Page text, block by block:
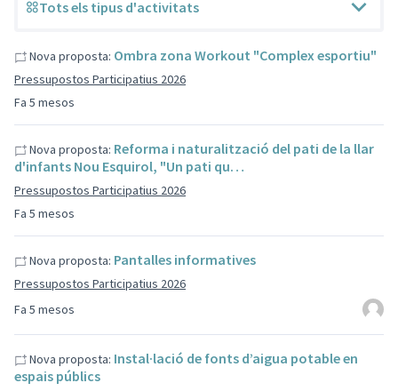
Tots els tipus d'activitats
Fa 5 mesos
Nova proposta: Ombra zona Workout "Complex esportiu"
Pressupostos Participatius 2026
Fa 5 mesos
Nova proposta: Reforma i naturalització del pati de la llar
d'infants Nou Esquirol, "Un pati qu…
Pressupostos Participatius 2026
Fa 5 mesos
Nova proposta: Pantalles informatives
Pressupostos Participatius 2026
Nova proposta: Instal·lació de fonts d’aigua potable en
espais públics